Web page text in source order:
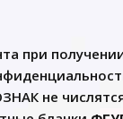
при
не